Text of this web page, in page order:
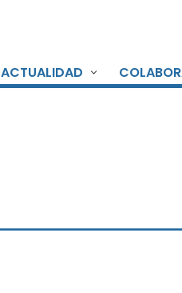
ACTUALIDAD